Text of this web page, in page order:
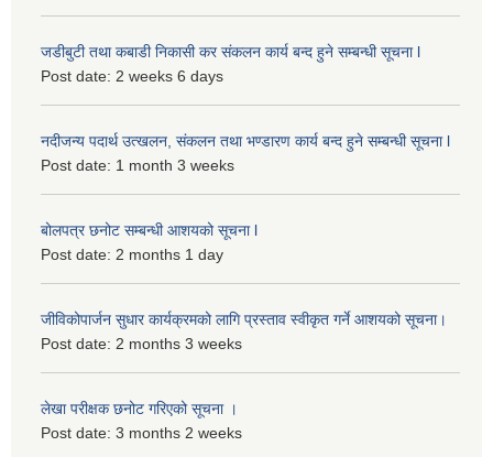
जडीबुटी तथा कबाडी निकासी कर संकलन कार्य बन्द हुने सम्बन्धी सूचना l
Post date: 2 weeks 6 days
नदीजन्य पदार्थ उत्खलन, संकलन तथा भण्डारण कार्य बन्द हुने सम्बन्धी सूचना l
Post date: 1 month 3 weeks
बोलपत्र छनोट सम्बन्धी आशयको सूचना l
Post date: 2 months 1 day
जीविकोपार्जन सुधार कार्यक्रमको लागि प्रस्ताव स्वीकृत गर्ने आशयको सूचना।
Post date: 2 months 3 weeks
लेखा परीक्षक छनोट गरिएको सूचना ।
Post date: 3 months 2 weeks